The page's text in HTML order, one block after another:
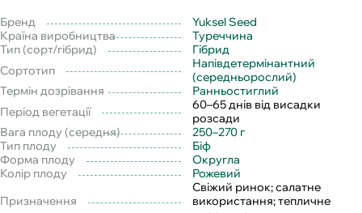
Бренд
Yuksel Seed
Країна виробництва
Туреччина
Тип (сорт/гібрид)
Гібрид
Сортотип
Напівдетермінантний
(середньорослий)
Термін дозрівання
Ранньостиглий
Період вегетації
60–65 днів від висадки
розсади
Вага плоду (середня)
250–270 г
Тип плоду
Біф
Форма плоду
Округла
Колір плоду
Рожевий
Призначення
Свіжий ринок; салатне
використання; тепличне